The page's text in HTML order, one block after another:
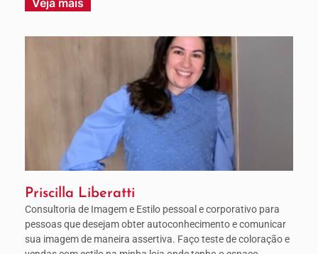
Veja mais
Priscilla Liberatti
Consultoria de Imagem e Estilo pessoal e corporativo para
pessoas que desejam obter autoconhecimento e comunicar
sua imagem de maneira assertiva. Faço teste de coloração e